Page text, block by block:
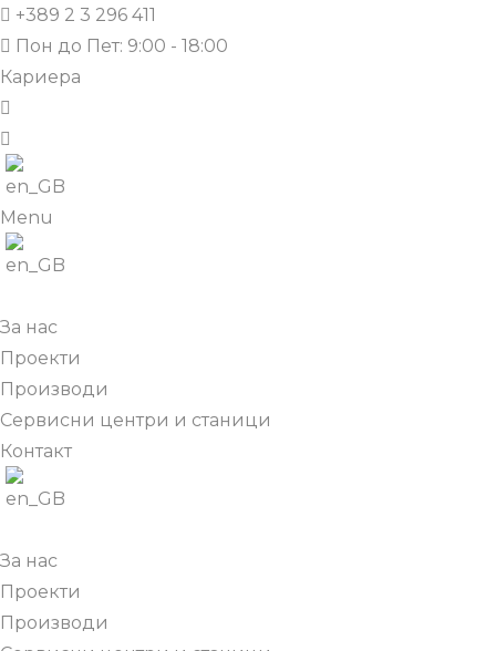
+389 2 3 296 411
Пон до Пет: 9:00 - 18:00
Кариера
Menu
За нас
Проекти
Производи
Сервисни центри и станици
Контакт
За нас
Проекти
Производи